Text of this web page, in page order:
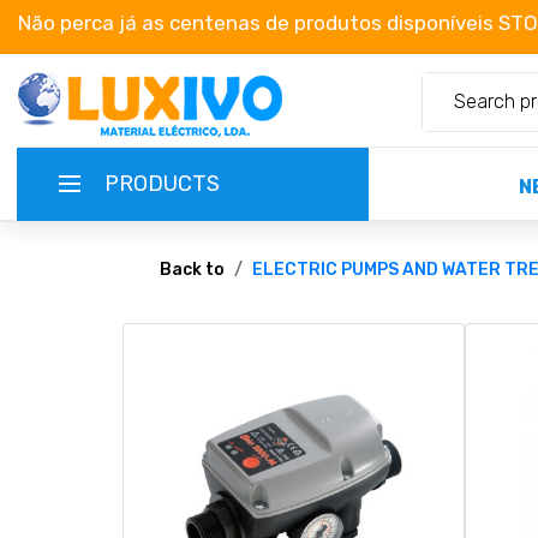
Não perca já as centenas de produtos disponíveis
PRODUCTS
NEW-PRODUCTS
TERMS OF SERVICE
Back to ELECTRIC PUMPS AND WATER